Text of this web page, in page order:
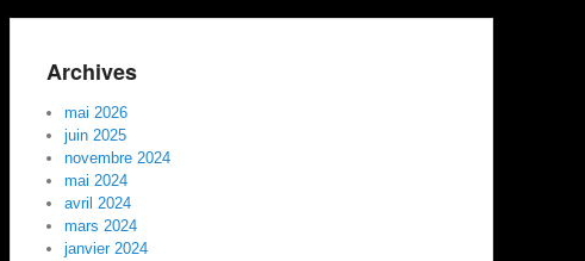
Archives
mai 2026
juin 2025
novembre 2024
mai 2024
avril 2024
mars 2024
janvier 2024